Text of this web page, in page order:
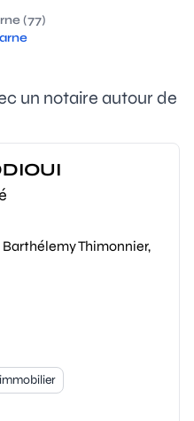
(77)
un notaire autour de
Thimonnier,